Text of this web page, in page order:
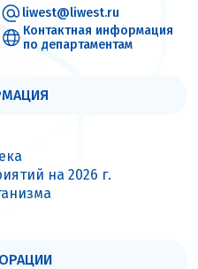
liwest@liwest.ru
Контактная информация
по департаментам
на 2026 г.